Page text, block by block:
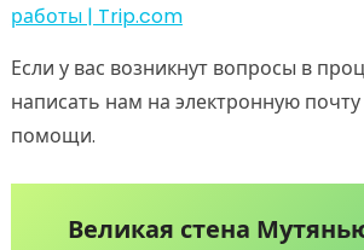
работы | Trip.com
Если у вас возникнут вопросы в
написать нам на электронную
помощи.
Великая стена